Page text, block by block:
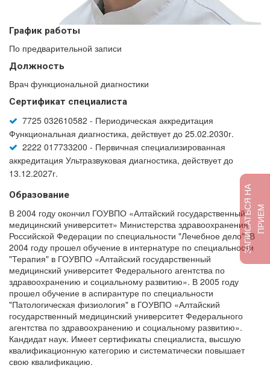
График работы
По предварительной записи
Должность
Врач функциональной диагностики
Сертификат специалиста
7725 032610582 - Периодическая аккредитация
Функциональная диагностика, действует до 25.02.2030г.
2222 017733200 - Первичная специализированная
аккредитация Ультразвуковая диагностика, действует до
13.12.2027г.
Образование
В 2004 году окончил ГОУВПО «Алтайский государственный
медицинский университет» Министерства здравоохранения
Российской Федерации по специальности "Лечебное дело". В
2004 году прошел обучение в интернатуре по специальности
"Терапия" в ГОУВПО «Алтайский государственный
медицинский университет Федерального агентства по
здравоохранению и социальному развитию». В 2005 году
прошел обучение в аспирантуре по специальности
"Патологическая физиология" в ГОУВПО «Алтайский
государственный медицинский университет Федерального
агентства по здравоохранению и социальному развитию».
Кандидат наук. Имеет сертификаты специалиста, высшую
квалификационную категорию и систематически повышает
свою квалификацию.
З
А
П
И
С
А
Т
ЬС
Я
Н
А
П
Р
И
ЕМ